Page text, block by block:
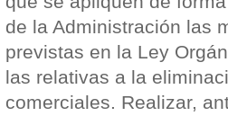
de la Administración las
previstas en la Ley
las relativas a la
comerciales. Realizar,